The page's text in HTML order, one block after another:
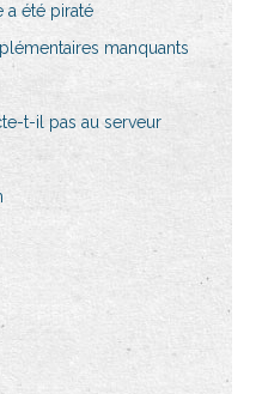
a été piraté
manquants
t-il pas au serveur